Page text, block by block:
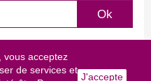
vous acceptez
de services et
J'accepte
Ok